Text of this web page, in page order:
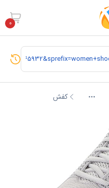
0
More کفش